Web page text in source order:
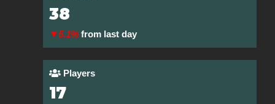
38
▼5.1% from last day
Players
17